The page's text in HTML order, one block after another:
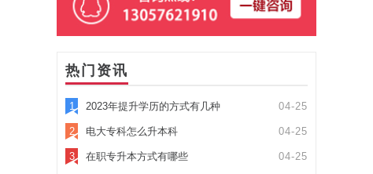
热门资讯
1 2023年提升学历的方式有几种 04-25
2 电大专科怎么升本科 04-25
3 在职专升本方式有哪些 04-25